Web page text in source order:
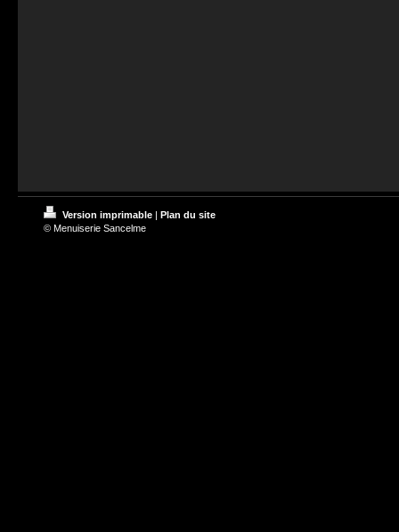
Version imprimable | Plan du site
© Menuiserie Sancelme